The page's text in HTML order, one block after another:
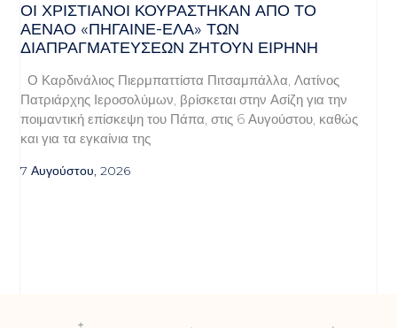
ΟΙ ΧΡΙΣΤΙΑΝΟΊ ΚΟΥΡΆΣΤΗΚΑΝ ΑΠΌ ΤΟ
ΑΈΝΑΟ «ΠΉΓΑΙΝΕ-ΈΛΑ» ΤΩΝ
ΔΙΑΠΡΑΓΜΑΤΕΎΣΕΩΝ ΖΗΤΟΎΝ ΕΙΡΉΝΗ
Ο Καρδινάλιος Πιερμπαττίστα Πιτσαμπάλλα, Λατίνος
Πατριάρχης Ιεροσολύμων, βρίσκεται στην Ασίζη για την
ποιμαντική επίσκεψη του Πάπα, στις 6 Αυγούστου, καθώς
και για τα εγκαίνια της
7 Αυγούστου, 2026